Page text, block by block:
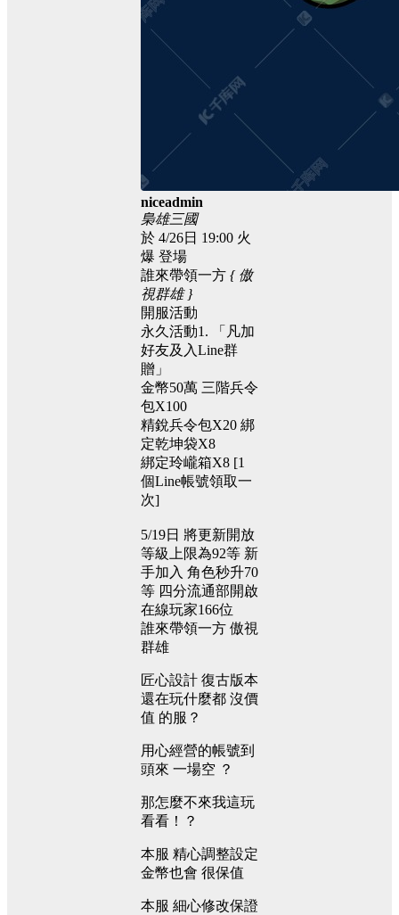
niceadmin
梟雄三國
於 4/26日 19:00 火
爆 登場
誰來帶領一方 { 傲
視群雄 }
開服活動
永久活動1.
「凡加
好友及入Line群
贈」
金幣50萬 三階兵令
包X100
精銳兵令包X20 綁
定乾坤袋X8
綁定玲巄箱X8 [1
個Line帳號領取一
次]
5/19日 將更新開放
等級上限為92等 新
手加入 角色秒升70
等 四分流通部開啟
在線玩家166位
誰來帶領一方 傲視
群雄
匠心設計 復古版本
還在玩什麼都 沒價
值 的服？
用心經營的帳號到
頭來 一場空 ？
那怎麼不來我這玩
看看！？
本服 精心調整設定
金幣也會 很保值
本服 細心修改保證